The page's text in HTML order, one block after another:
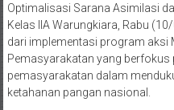
Optimalisasi Sarana Asimilasi
Kelas IIA Warungkiara, Rabu
dari implementasi program aksi
Pemasyarakatan yang berfokus
pemasyarakatan dalam
ketahanan pangan nasional.